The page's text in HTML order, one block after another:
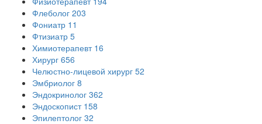
Флеболог 203
Фониатр 11
Фтизиатр 5
Химиотерапевт 16
Хирург 656
Челюстно-лицевой хирург 52
Эмбриолог 8
Эндокринолог 362
Эндоскопист 158
Эпилептолог 32